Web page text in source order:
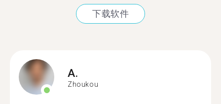
下载软件
A.
Zhoukou